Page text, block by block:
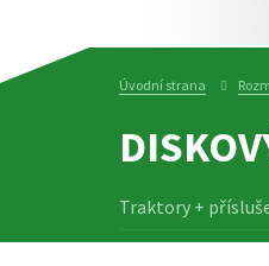
Úvodní strana
Traktory +